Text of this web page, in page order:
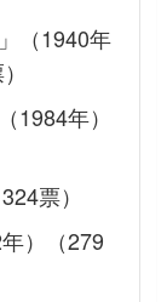
（1940年
1984年）
票）
）（279